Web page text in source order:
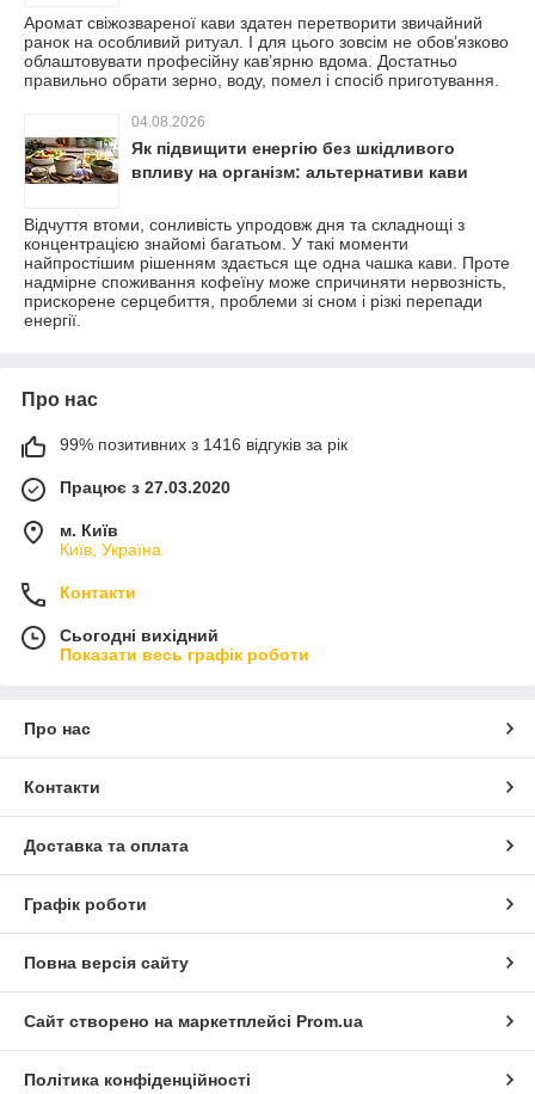
Аромат свіжозвареної кави здатен перетворити звичайний
ранок на особливий ритуал. І для цього зовсім не обов’язково
облаштовувати професійну кав’ярню вдома. Достатньо
правильно обрати зерно, воду, помел і спосіб приготування.
04.08.2026
Як підвищити енергію без шкідливого
впливу на організм: альтернативи кави
Відчуття втоми, сонливість упродовж дня та складнощі з
концентрацією знайомі багатьом. У такі моменти
найпростішим рішенням здається ще одна чашка кави. Проте
надмірне споживання кофеїну може спричиняти нервозність,
прискорене серцебиття, проблеми зі сном і різкі перепади
енергії.
Про нас
99% позитивних з 1416 відгуків за рік
Працює з 27.03.2020
м. Київ
Київ, Україна
Контакти
Сьогодні вихідний
Показати весь графік роботи
Про нас
Контакти
Доставка та оплата
Графік роботи
Повна версія сайту
Сайт створено на маркетплейсі Prom.ua
Політика конфіденційності